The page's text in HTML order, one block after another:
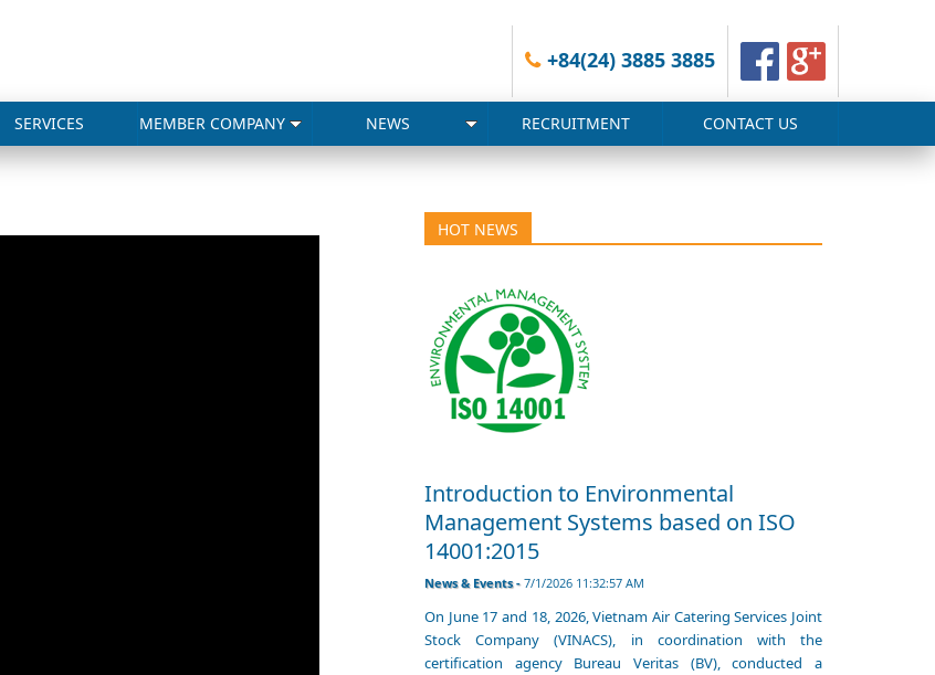
+84(24) 3885 3885
SERVICES MEMBER COMPANY NEWS RECRUITMENT CONTACT US
HOT NEWS
Introduction to Environmental
Management Systems based on ISO
14001:2015
News & Events - 7/1/2026 11:32:57 AM
On June 17 and 18, 2026, Vietnam Air Catering Services Joint
Stock Company (VINACS), in coordination with the
certification agency Bureau Veritas (BV), conducted a